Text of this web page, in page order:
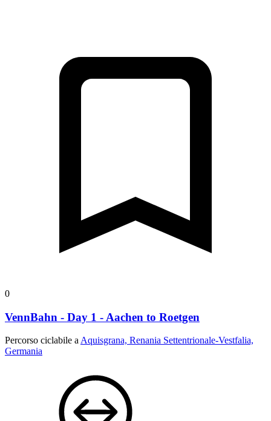
0
VennBahn - Day 1 - Aachen to Roetgen
Percorso ciclabile aAquisgrana, Renania Settentrionale-Vestfalia,
Germania